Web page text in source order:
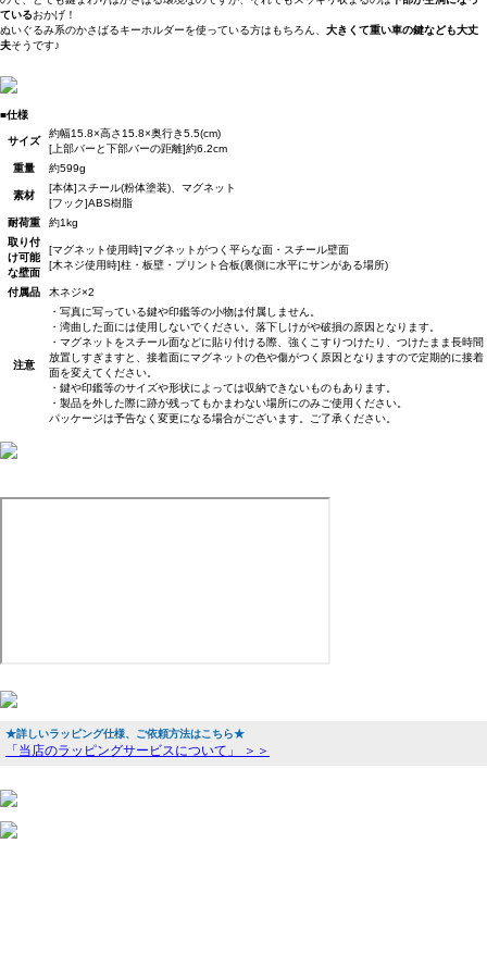
ているおかげ！
ぬいぐるみ系のかさばるキーホルダーを使っている方はもちろん、 大きくて重い車の鍵なども大丈
夫そうです♪
■仕様
サイズ
約幅15.8×高さ15.8×奥行き5.5(cm)
[上部バーと下部バーの距離]約6.2cm
重量
約599g
素材
[本体]スチール(粉体塗装)、マグネット
[フック]ABS樹脂
耐荷重
約1kg
取り付
け可能
な壁面
[マグネット使用時]マグネットがつく平らな面・スチール壁面
[木ネジ使用時]柱・板壁・プリント合板(裏側に水平にサンがある場所)
付属品 木ネジ×2
注意
・写真に写っている鍵や印鑑等の小物は付属しません。
・湾曲した面には使用しないでください。落下しけがや破損の原因となります。
・マグネットをスチール面などに貼り付ける際、強くこすりつけたり、つけたまま長時間
放置しすぎますと、接着面にマグネットの色や傷がつく原因となりますので定期的に接着
面を変えてください。
・鍵や印鑑等のサイズや形状によっては収納できないものもあります。
・製品を外した際に跡が残ってもかまわない場所にのみご使用ください。
パッケージは予告なく変更になる場合がございます。ご了承ください。
★詳しいラッピング仕様、ご依頼方法はこちら★
「当店のラッピングサービスについて」 ＞＞